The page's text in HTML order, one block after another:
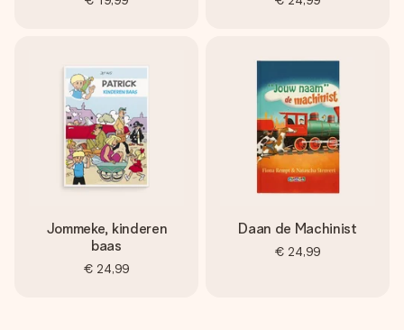
Jommeke, kinderen
baas
€ 24,99
Daan de Machinist
€ 24,99